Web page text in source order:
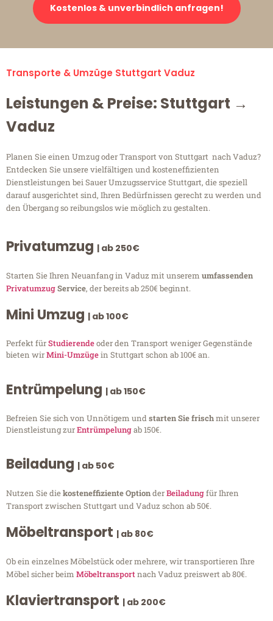
Kostenlos & unverbindlich anfragen!
Transporte & Umzüge Stuttgart Vaduz
Leistungen & Preise: Stuttgart →
Vaduz
Planen Sie einen Umzug oder Transport von Stuttgart nach Vaduz?
Entdecken Sie unsere vielfältigen und kosteneffizienten
Dienstleistungen bei Sauer Umzugsservice Stuttgart, die speziell
darauf ausgerichtet sind, Ihren Bedürfnissen gerecht zu werden und
den Übergang so reibungslos wie möglich zu gestalten.
Privatumzug | ab 250€
Starten Sie Ihren Neuanfang in Vaduz mit unserem umfassenden
PrivatumzugService, der bereits ab 250€ beginnt.
Mini Umzug | ab 100€
Perfekt fürStudierendeoder den Transport weniger Gegenstände
bieten wirMini-Umzügein Stuttgart schon ab 100€ an.
Entrümpelung | ab 150€
Befreien Sie sich von Unnötigem undstarten Sie frischmit unserer
Dienstleistung zurEntrümpelungab 150€.
Beiladung | ab 50€
Nutzen Sie diekosteneffiziente OptionderBeiladungfür Ihren
Transport zwischen Stuttgart und Vaduz schon ab 50€.
Möbeltransport | ab 80€
Ob ein einzelnes Möbelstück oder mehrere, wir transportieren Ihre
Möbel sicher beim Möbeltransportnach Vaduz preiswert ab 80€.
Klaviertransport | ab 200€